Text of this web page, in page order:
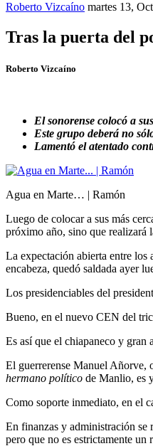
Roberto Vizcaíno martes 13,
Tras la puerta del
Roberto Vizcaíno
El sonorense colocó a
Este grupo deberá no
Lamentó el atentado
Agua en Marte… | Ramón
Luego de colocar a sus más
próximo año, sino que
La expectación abierta entre los
encabeza, quedó saldada ayer
Los presidenciables del
Bueno, en el nuevo CEN del
Es así que el chiapaneco y gran
El guerrerense Manuel Añorve,
hermano político de Manlio, es
Como soporte inmediato, en el
En finanzas y administración
pero que no es estrictamente un